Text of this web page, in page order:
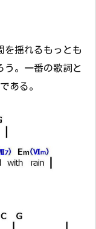
を揺れるもっとも
う。一番の歌詞と
ある。